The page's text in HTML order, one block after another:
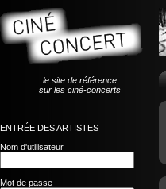
le site de référence
sur les ciné-concerts
ENTRÉE DES ARTISTES
Nom d'utilisateur
Mot de passe